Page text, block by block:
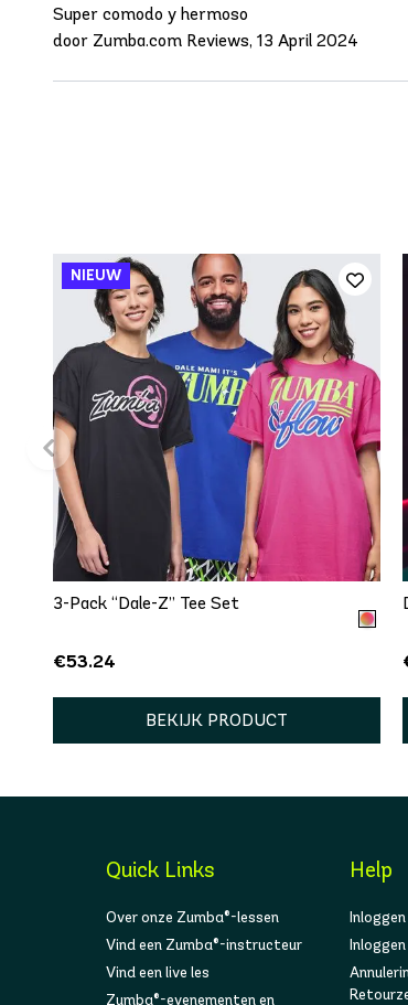
Super comodo y hermoso
door Zumba.com Reviews, 13 April 2024
SNEL TOEVOEGEN
One size
3-Pack “Dale-Z” Tee Set
€53.24
BEKIJK PRODUCT
Quick Links
Over onze Zumba®-lessen
Vind een Zumba®-instructeur
Vind een live les
Zumba®-evenementen en
Help